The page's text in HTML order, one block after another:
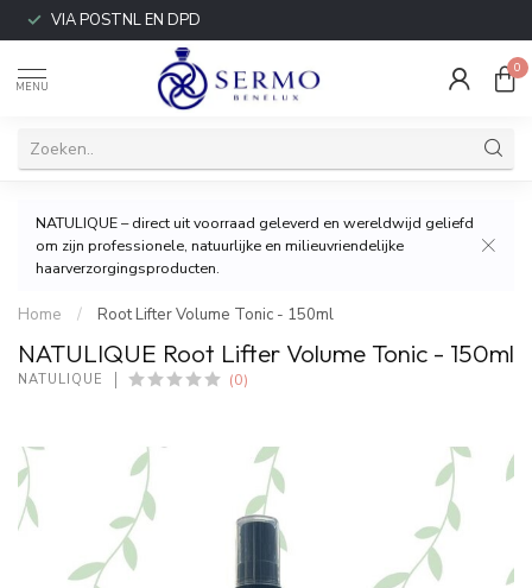
VIA POSTNL EN DPD
MENU
0
NATULIQUE – direct uit voorraad geleverd en wereldwijd geliefd
om zijn professionele, natuurlijke en milieuvriendelijke
haarverzorgingsproducten.
Home / Root Lifter Volume Tonic - 150ml
NATULIQUE Root Lifter Volume Tonic - 150ml
NATULIQUE (0)